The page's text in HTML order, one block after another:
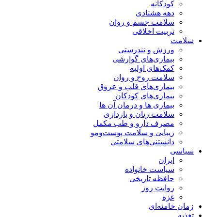
کودکانه
دهه هشتادی
سلامت جسم و روان
تربیت اخلاقی
سلامت
ورزش و تندرستی
بیماری‌های گوارشی
کمک‌های اولیه
سلامت روح و روان
بیماری‌های قلب و عروق
بیماری‌های کودکان
بیماری ها و درمان آن ها
سلامت زنان و بارداری
مصرف دارو و طب مکمل
زیبایی و سلامت پوست‌ومو
دانستنی‌های سلامتی
سیاسی
ایران
سیاست خانواده
حافظه تاریخی
روایت روز
غزه
زمان خامنه‌ای